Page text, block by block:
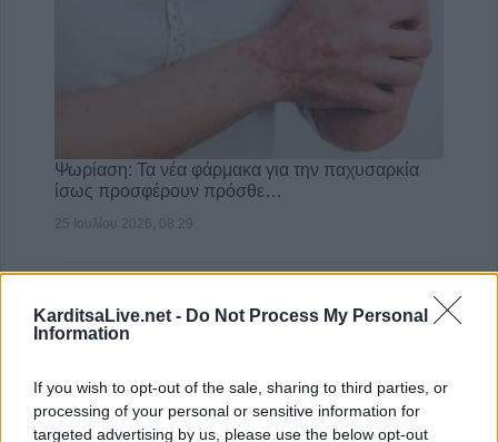
KarditsaLive.net - Do Not Process My Personal
Information
If you wish to opt-out of the sale, sharing to third parties, or
processing of your personal or sensitive information for
targeted advertising by us, please use the below opt-out
Ψωρίαση: Τα νέα φάρμακα για την παχυσαρκία
ίσως προσφέρουν πρόσθε…
25 Ιουλίου 2026, 08:29